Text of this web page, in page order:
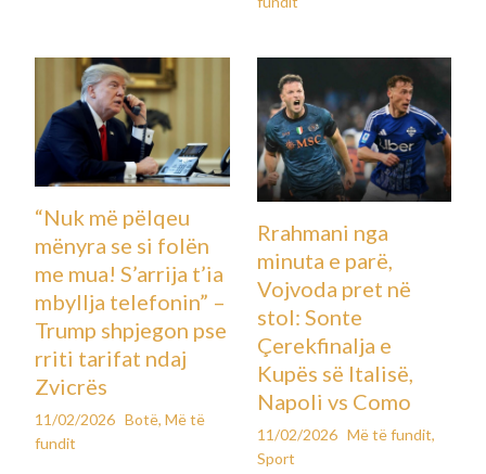
“Nuk më pëlqeu
mënyra se si folën
me mua! S’arrija t’ia
mbyllja telefonin” –
Trump shpjegon pse
rriti tarifat ndaj
Zvicrës
11/02/2026 Botë,Më të
fundit
Rrahmani nga
minuta e parë,
Vojvoda pret në
stol: Sonte
Çerekfinalja e
Kupës së Italisë,
Napoli vs Como
11/02/2026 Më të fundit,
Sport